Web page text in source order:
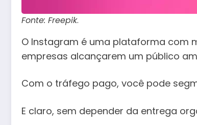
Fonte: Freepik.
O Instagram é uma plataforma com
empresas alcançarem um público
Com o tráfego pago, você pode
E claro, sem depender da entrega